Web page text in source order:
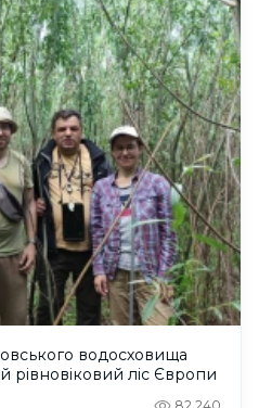
водосховища
рівновіковий ліс Європи